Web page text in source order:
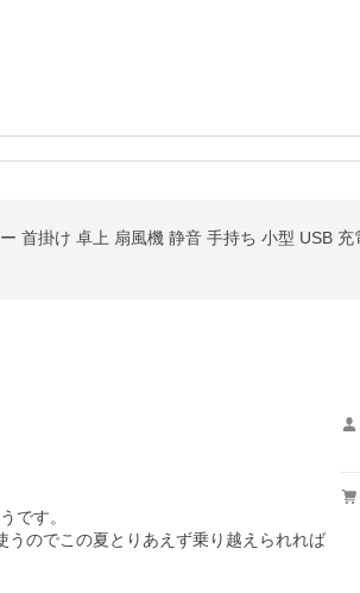
首掛け 卓上 扇風機 静音 手持ち 小型 USB
です。
のでこの夏とりあえず乗り越えられれば